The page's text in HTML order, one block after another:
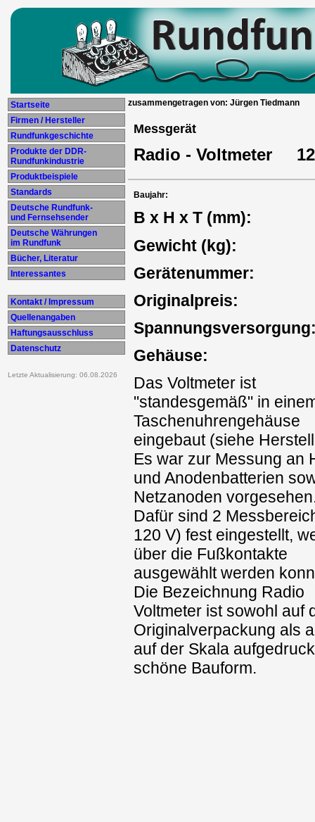
Startseite
Firmen / Hersteller
Rundfunkgeschichte
Produkte der DDR-
Rundfunkindustrie
Produktbeispiele
Standards
Deutsche Rundfunk-
und Fernsehsender
Deutsche Währungen
im Rundfunk
Bücher, Literatur
Interessantes
Kontakt / Impressum
Quellenangaben
Haftungsausschluss
Datenschutz
Letzte Aktualisierung: 06.08.2026
zusammengetragen von: Jürgen Tiedmann
Messgerät
Radio - Voltmeter 12
Baujahr:
B x H x T (mm):
Gewicht (kg):
Gerätenummer:
Originalpreis:
Gehäuse:
Das Voltmeter ist
"standesgemäß" in
Taschenuhrengehäuse
eingebaut (siehe
Es war zur Messung an
und Anodenbatterien
Netzanoden
Dafür sind 2
120 V) fest eingestellt,
über die Fußkontakte
ausgewählt werden
Die Bezeichnung Radio
Voltmeter ist sowohl auf
Originalverpackung als
auf der Skala
schöne Bauform.